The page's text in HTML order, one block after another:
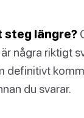
steg längre?
några riktigt
definitivt
du svarar.